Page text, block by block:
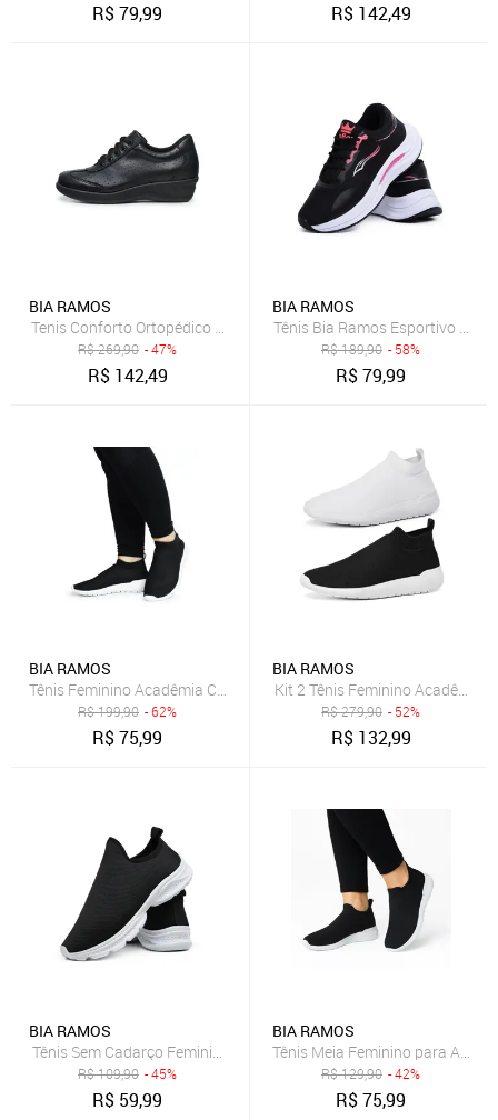
R$79,99 R$ 142,49
BIA RAMOS
Tenis Conforto Ortopédico com Cadarço Feminino Preto
R$269,90 - 47%
R$ 142,49
BIA RAMOS
Tênis Bia Ramos Esportivo
R$189,90 - 58%
R$79,99
BIA RAMOS
Tênis Feminino Acadêmia Caminhada Esportivo Dia Dia Preto
R$199,90 - 62%
R$75,99
BIA RAMOS
Kit 2 Tênis Feminino Acadêmia
R$279,90 - 52%
R$ 132,99
BIA RAMOS
Tênis Sem Cadarço Feminino Slip Caminhada Calce Facil Preto
R$109,90 - 45%
R$ 59,99
BIA RAMOS
Tênis Meia Feminino para
R$129,90 - 42%
R$75,99